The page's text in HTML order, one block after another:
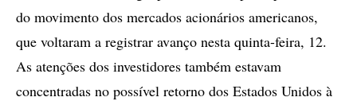
do movimento dos mercados acionários americanos,
que voltaram a registrar avanço nesta quinta-feira, 12.
As atenções dos investidores também estavam
concentradas no possível retorno dos Estados Unidos à